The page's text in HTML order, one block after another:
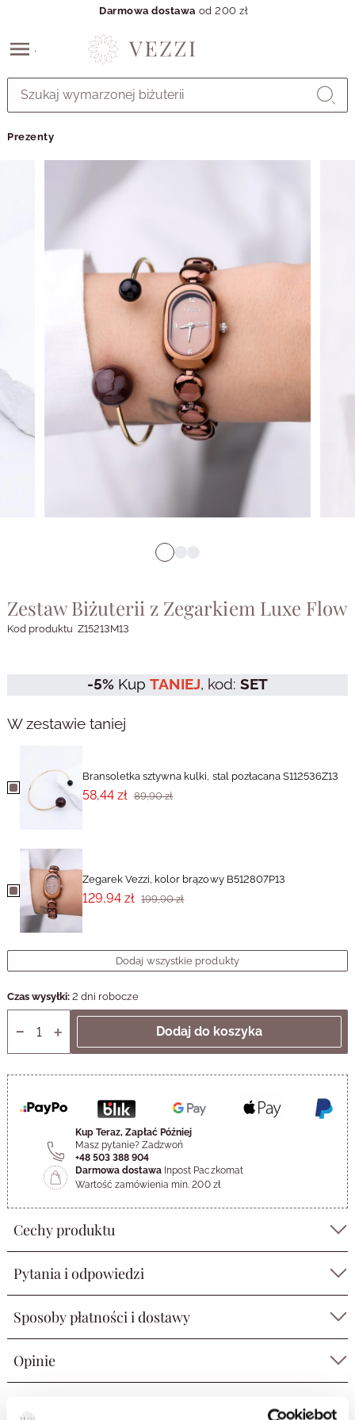
GŁÓWNEJ
MENU
WYSZUKIWARKI
Darmowa dostawa od 200 zł
Prezenty
Zestaw Biżuterii z Zegarkiem Luxe Flow
Kod produktu Z15213M13
-5% Kup TANIEJ, kod:SET
W zestawie taniej
Bransoletka sztywna kulki, stal pozłacana S112536Z13
58,44 zł 89,90 zł
Zegarek Vezzi, kolor brązowy B512807P13
129,94 zł 199,90 zł
Dodaj wszystkie produkty
Czas wysyłki:2 dni robocze
Kup Teraz, Zapłać Później
Masz pytanie? Zadzwoń
+48 503 388 904
Darmowa dostawa Inpost Paczkomat
Wartość zamówienia min. 200 zł
Cechy produktu
Pytania i odpowiedzi
Sposoby płatności i dostawy
Opinie